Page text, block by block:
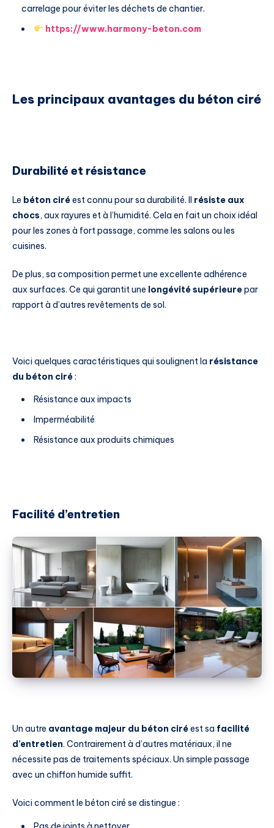
carrelage pour éviter les déchets de chantier.
https://www.harmony-beton.com
Les principaux avantages du béton ciré
Durabilité et résistance
Le béton ciréest connu pour sa durabilité. Il résiste aux
chocs, aux rayures et à l’humidité. Cela en fait un choix idéal
pour les zones à fort passage, comme les salons ou les
cuisines.
De plus, sa composition permet une excellente adhérence
aux surfaces. Ce qui garantit une longévité supérieurepar
rapport à d’autres revêtements de sol.
Voici quelques caractéristiques qui soulignent la résistance
du béton ciré:
Résistance aux impacts
Imperméabilité
Résistance aux produits chimiques
Facilité d’entretien
Un autre avantage majeur du béton ciréest sa facilité
d’entretien. Contrairement à d’autres matériaux, il ne
nécessite pas de traitements spéciaux. Un simple passage
avec un chiffon humide suffit.
Voici comment le béton ciré se distingue :